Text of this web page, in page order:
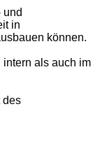
und
in
können.
als auch im
des